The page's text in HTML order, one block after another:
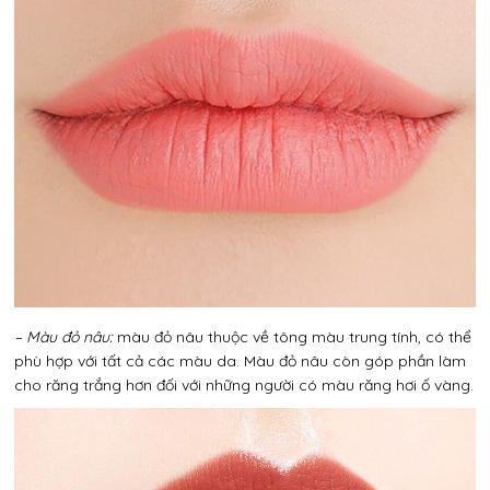
– Màu đỏ nâu:màu đỏ nâu thuộc về tông màu trung tính, có thể
phù hợp với tất cả các màu da. Màu đỏ nâu còn góp phần làm
cho răng trắng hơn đối với những người có màu răng hơi ố vàng.